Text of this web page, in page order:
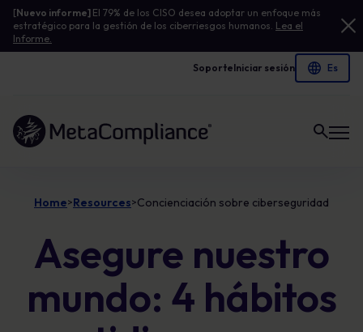
[Nuevo informe] El 79% de los CISO desea adoptar un enfoque más
estratégico para la gestión de los ciberriesgos humanos. Lea el
Informe.
SoporteIniciar sesión
Enlace a la página de inicio
Home>Resources>Concienciación sobre ciberseguridad
Asegure nuestro
mundo: 4 hábitos